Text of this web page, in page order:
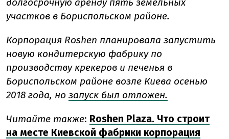
участков в Бориспольском районе.
Корпорация Roshen планировала запустить
новую кондитерскую фабрику по
производству крекеров и печенья в
Бориспольском районе возле Киева осенью
2018 года, но запуск был отложен.
Читайте также: Roshen Plaza. Что строит
на месте Киевской фабрики корпорация